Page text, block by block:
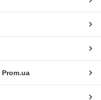
Prom.ua